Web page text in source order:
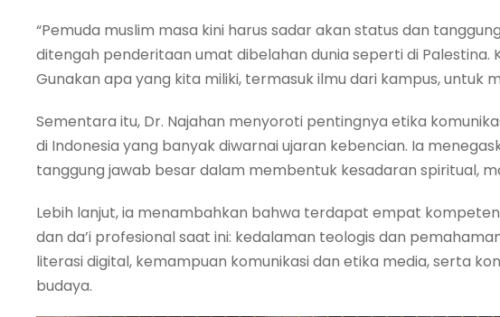
“Pemuda muslim masa kini harus sadar akan status dan
ditengah penderitaan umat dibelahan dunia seperti di Palestina.
Gunakan apa yang kita miliki, termasuk ilmu dari kampus, untuk
Sementara itu, Dr. Najahan menyoroti pentingnya etika
di Indonesia yang banyak diwarnai ujaran kebencian. Ia
tanggung jawab besar dalam membentuk kesadaran spiritual,
Lebih lanjut, ia menambahkan bahwa terdapat empat
dan da’i profesional saat ini: kedalaman teologis dan
literasi digital, kemampuan komunikasi dan etika media, serta
budaya.